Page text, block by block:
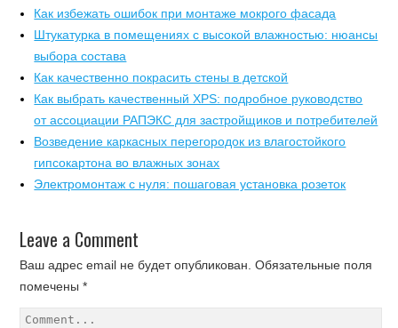
Как избежать ошибок при монтаже мокрого фасада
Штукатурка в помещениях с высокой влажностью: нюансы
выбора состава
Как качественно покрасить стены в детской
Как выбрать качественный XPS: подробное руководство
от ассоциации РАПЭКС для застройщиков и потребителей
Возведение каркасных перегородок из влагостойкого
гипсокартона во влажных зонах
Электромонтаж с нуля: пошаговая установка розеток
Leave a Comment
Ваш адрес email не будет опубликован. Обязательные поля
помечены*